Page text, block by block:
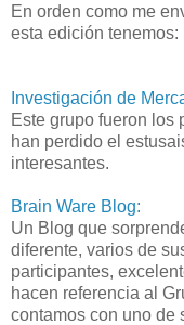
En orden como me
esta edición tenemos:
Investigación de
Este grupo fueron los
han perdido el
interesantes.
Brain Ware Blog:
Un Blog que
diferente, varios de
participantes,
hacen referencia al
contamos con uno de